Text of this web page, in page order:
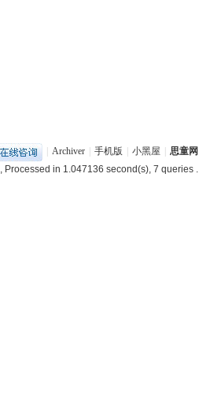
Archiver 手机版 小黑屋
思童网
, Processed in 1.047136 second(s), 7 queries .